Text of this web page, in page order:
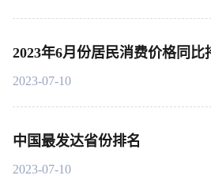
2023年6月份居民消费价格同
2023-07-10
中国最发达省份排名
2023-07-10